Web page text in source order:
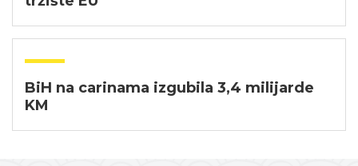
BiH na carinama izgubila 3,4 milijarde
KM